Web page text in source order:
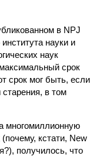
в NPJ
науки и
наук
срок
срок мог быть, если
старения, в том
многомиллионную
кстати, New
получилось, что